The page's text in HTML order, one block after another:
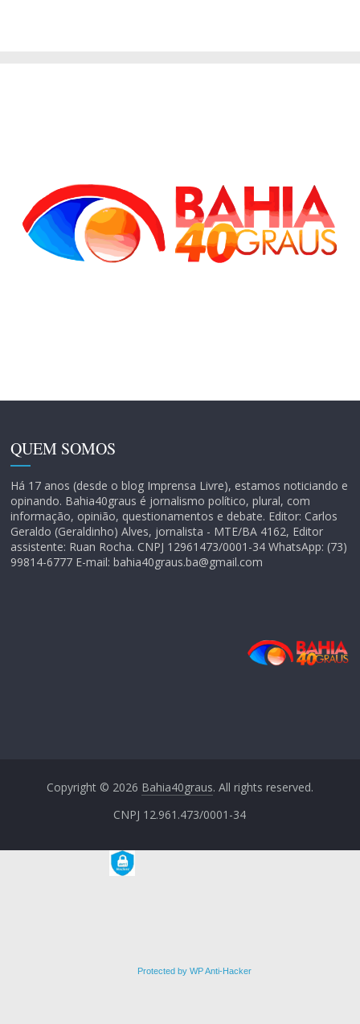
QUEM SOMOS
Há 17 anos (desde o blog Imprensa Livre), estamos noticiando e
opinando. Bahia40graus é jornalismo político, plural, com
informação, opinião, questionamentos e debate. Editor: Carlos
Geraldo (Geraldinho) Alves, jornalista - MTE/BA 4162, Editor
assistente: Ruan Rocha. CNPJ 12961473/0001-34 WhatsApp: (73)
99814-6777 E-mail: bahia40graus.ba@gmail.com
Copyright © 2026 Bahia40graus. All rights reserved.
CNPJ 12.961.473/0001-34
Protected by WP Anti-Hacker